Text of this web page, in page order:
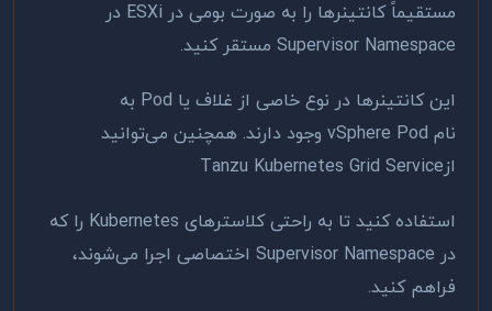
مستقیماً کانتینرها را به صورت بومی در ESXi در
Supervisor Namespace مستقر کنید.
این کانتینرها در نوع خاصی از غلاف یا Pod به
نام vSphere Pod وجود دارند. همچنین می‌توانید
ازTanzu Kubernetes Grid Service
استفاده کنید تا به راحتی کلاسترهای Kubernetes را که
در Supervisor Namespace اختصاصی اجرا می‌شوند،
فراهم کنید.